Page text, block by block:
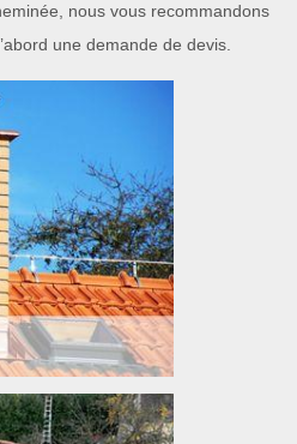
nous vous recommandons
une demande de devis.